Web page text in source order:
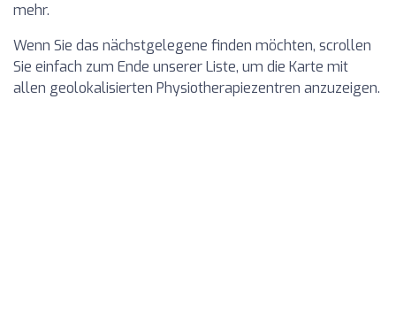
mehr.
Wenn Sie das nächstgelegene finden möchten, scrollen
Sie einfach zum Ende unserer Liste, um die Karte mit
allen geolokalisierten Physiotherapiezentren anzuzeigen.